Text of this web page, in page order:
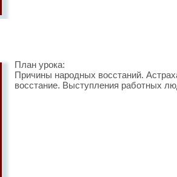
План урока:
Причины народных восстаний.
восстание. Выступления работных